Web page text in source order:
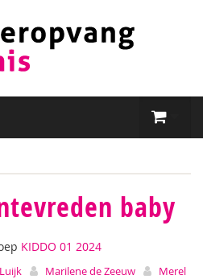
baby
KIDDO 01 2024
Marilene de Zeeuw
Merel